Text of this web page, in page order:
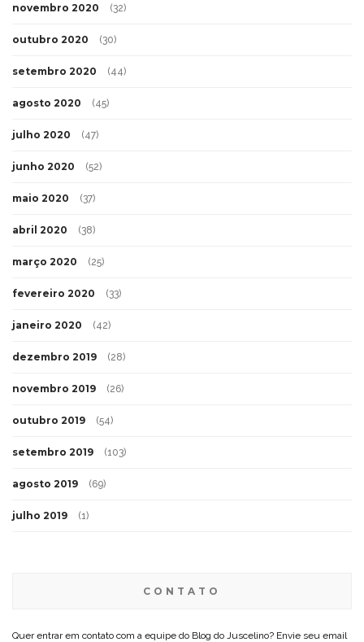
novembro 2020 (32)
outubro 2020 (30)
setembro 2020 (44)
agosto 2020 (45)
julho 2020 (47)
junho 2020 (52)
maio 2020 (37)
abril 2020 (38)
março 2020 (25)
fevereiro 2020 (33)
janeiro 2020 (42)
dezembro 2019 (28)
novembro 2019 (26)
outubro 2019 (54)
setembro 2019 (103)
agosto 2019 (69)
julho 2019 (1)
CONTATO
Quer entrar em contato com a equipe do Blog do Juscelino? Envie seu email